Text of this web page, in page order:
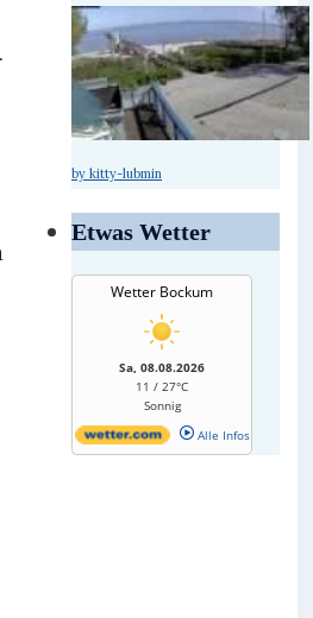
by kitty-lubmin
Etwas Wetter
Wetter Bockum
Sa, 08.08.2026
11 / 27°C
Sonnig
Alle Infos